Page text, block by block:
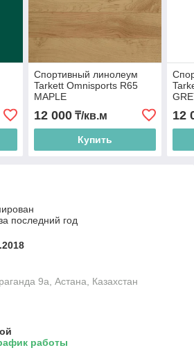
Спортивный линолеум
Tarkett Omnisports R65
MAPLE
12 000₸/кв.м
Купить
12
последний год
9а, Астана, Казахстан
работы